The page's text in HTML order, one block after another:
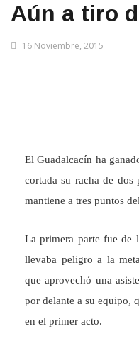
Aún a tiro
16 Noviembre, 2015
El Guadalcacín ha
cortada su racha de dos
mantiene a tres puntos
La primera parte fue de
llevaba peligro a la
que aprovechó una
por delante a su equipo,
en el primer acto.